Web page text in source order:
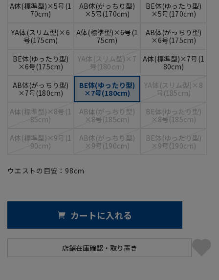
A体(標準型)×5号(1
70cm)
AB体(がっちり型)
×5号(170cm)
BE体(ゆったり型)
×5号(170cm)
YA体(スリム型)×6
号(175cm)
A体(標準型)×6号(1
75cm)
AB体(がっちり型)
×6号(175cm)
BE体(ゆったり型)
×6号(175cm)
YA体(スリム型)×7
号(180cm)
A体(標準型)×7号(1
80cm)
AB体(がっちり型)
×7号(180cm)
BE体(ゆったり型)
×7号(180cm)
YA体(スリム型)×8
号(185cm)
A体(標準型)×8号(1
85cm)
AB体(がっちり型)
×8号(185cm)
BE体(ゆったり型)
×8号(185cm)
A体(標準型)×9号(1
90cm)
AB体(がっちり型)
×9号(190cm)
BE体(ゆったり型)
×9号(190cm)
ウエストの目安： 98cm
カートに入れる